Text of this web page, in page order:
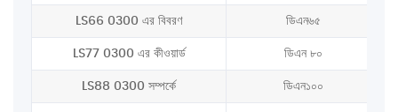
LS66 0300 এর বিবরণ ডিএন৬৫
LS77 0300 এর কীওয়ার্ড ডিএন ৮০
LS88 0300 সম্পর্কে ডিএন১০০